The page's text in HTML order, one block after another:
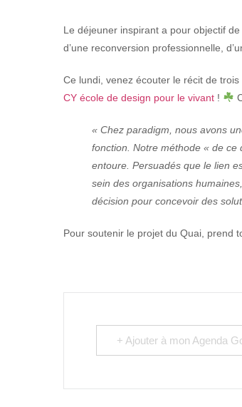
Le déjeuner inspirant a pour objectif
d’une reconversion professionnelle,
Ce lundi, venez écouter le récit de
CY école de design pour le vivant !
« Chez paradigm, nous avons
fonction. Notre méthode « de ce
entoure. Persuadés que le lien
sein des organisations
décision pour concevoir des
Pour soutenir le projet du Quai, prend
+ Ajouter à mon Agenda